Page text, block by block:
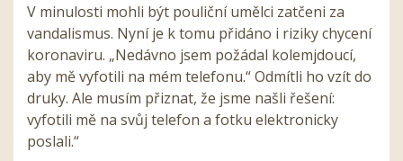
V minulosti mohli být pouliční umělci zatčeni za
vandalismus. Nyní je k tomu přidáno i riziky chycení
koronaviru. „Nedávno jsem požádal kolemjdoucí,
aby mě vyfotili na mém telefonu.“ Odmítli ho vzít do
druky. Ale musím přiznat, že jsme našli řešení:
vyfotili mě na svůj telefon a fotku elektronicky
poslali.“